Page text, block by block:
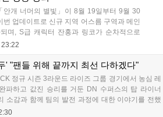
안개 너머의 별빛」이 8월 19일부터 9월 30
번 업데이트로 신규 지역 어스름 구역과 메인
며, S급 캐릭터 잔홍과 링코가 순차적으로
을 맞아 비치발리볼, 수상 오토바이 등 다채
11일까지 사용 가능한 교환 코드 3종이 제
23:22
' "팬들 위해 끝까지 최선 다하겠다"
정규 시즌 3라운드 라이즈 그룹 경기에서 농심 레
파하고 값진 승리를 거둔 DN 수퍼스의 탑 라이너
소감과 함께 팀의 발전 과정에 대한 이야기를 전했
완승에 대해 '두두'는 "진짜 오랜만에 거둔 2:0 승